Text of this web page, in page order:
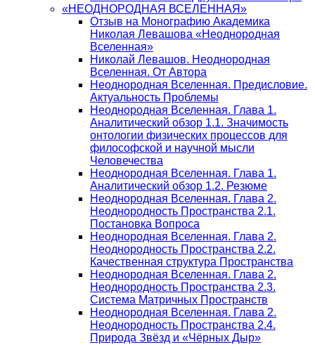
«НЕОДНОРОДНАЯ ВСЕЛЕННАЯ»
Отзыв на Монографию Академика
Николая Левашова «Неоднородная
Вселенная»
Николай Левашов. Неоднородная
Вселенная. От Автора
Неоднородная Вселенная. Предисловие.
Актуальность Проблемы
Неоднородная Вселенная. Глава 1.
Аналитический обзор 1.1. Значимость
онтологии физических процессов для
философской и научной мысли
Человечества
Неоднородная Вселенная. Глава 1.
Аналитический обзор 1.2. Резюме
Неоднородная Вселенная. Глава 2.
Неоднородность Пространства 2.1.
Постановка Вопроса
Неоднородная Вселенная. Глава 2.
Неоднородность Пространства 2.2.
Качественная структура Пространства
Неоднородная Вселенная. Глава 2.
Неоднородность Пространства 2.3.
Система Матричных Пространств
Неоднородная Вселенная. Глава 2.
Неоднородность Пространства 2.4.
Природа Звёзд и «Чёрных Дыр»